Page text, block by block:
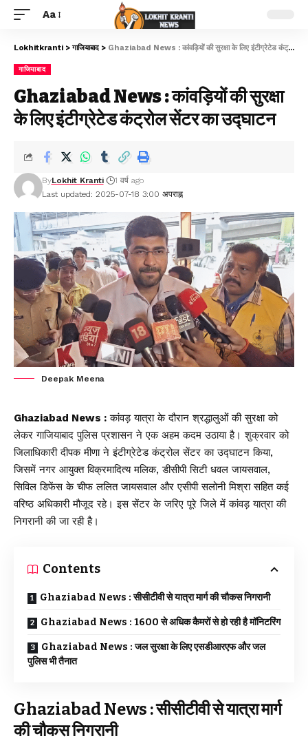
Aa
Lokhitkranti >गाजियाबाद > Ghaziabad News : कांवड़ियों की सुरक्षा के लिए इंटीग्रेटेड कंट्रोल सेंटर का उद्घाटन
गाजियाबाद
Ghaziabad News : कांवड़ियों की सुरक्षा
के लिए इंटीग्रेटेड कंट्रोल सेंटर का उद्घाटन
Last updated: 2025-07-18 3:00 अपराह्न
ByLokhit Kranti 1 वर्ष ago
Deepak Meena
Ghaziabad News : कांवड़ यात्रा के दौरान श्रद्धालुओं की सुरक्षा को
लेकर गाजियाबाद पुलिस प्रशासन ने एक अहम कदम उठाया है। शुक्रवार को
जिलाधिकारी दीपक मीणा ने इंटीग्रेटेड कंट्रोल सेंटर का उद्घाटन किया,
जिसमें नगर आयुक्त विक्रमादित्य मलिक, डीसीपी सिटी धवल जायसवाल,
सिविल डिफेंस के चीफ ललित जायसवाल और एसीपी सलोनी मिश्रा सहित कई
वरिष्ठ अधिकारी मौजूद रहे। इस सेंटर के जरिए पूरे जिले में कांवड़ यात्रा की
निगरानी की जा रही है।
Contents
Ghaziabad News : सीसीटीवी से यात्रा मार्ग की चौकस निगरानी
Ghaziabad News : 1600 से अधिक कैमरों से हो रही है मॉनिटरिंग
Ghaziabad News : जल सुरक्षा के लिए एसडीआरएफ और जल
पुलिस भी तैनात
Ghaziabad News : सीसीटीवी से यात्रा मार्ग
की चौकस निगरानी